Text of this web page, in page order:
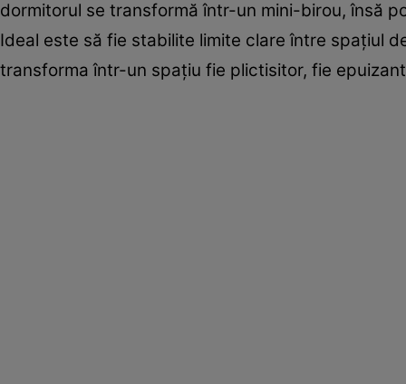
dormitorul se transformă într-un mini-birou, însă
Ideal este să fie stabilite limite clare între spaţiul
transforma într-un spaţiu fie plictisitor, fie